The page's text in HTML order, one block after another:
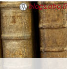
blogs.abo.fi